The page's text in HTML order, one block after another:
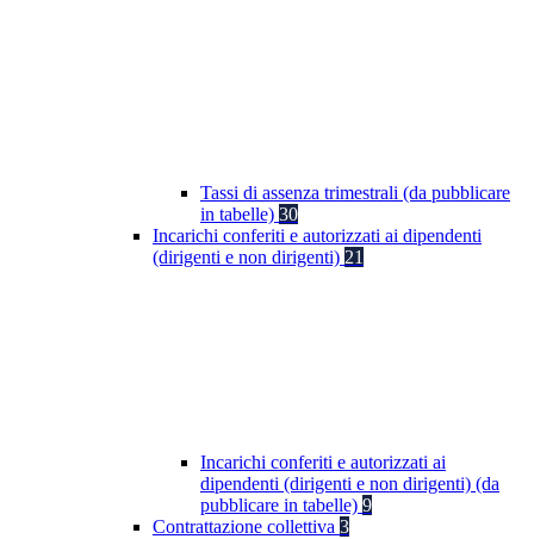
Tassi di assenza trimestrali (da pubblicare
in tabelle) 30
Incarichi conferiti e autorizzati ai dipendenti
(dirigenti e non dirigenti) 21
Incarichi conferiti e autorizzati ai
dipendenti (dirigenti e non dirigenti) (da
pubblicare in tabelle) 9
Contrattazione collettiva 3